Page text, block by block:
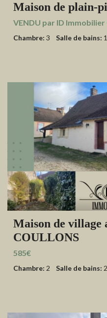
Maison de plain-
VENDU par ID Immobilier
Chambre: 3 Salle de bains: 1
Maison de village
COULLONS
585€
Chambre: 2 Salle de bains: 2